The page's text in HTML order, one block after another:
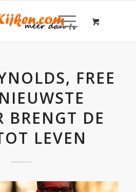
FREE
BRENGT DE
LEVEN